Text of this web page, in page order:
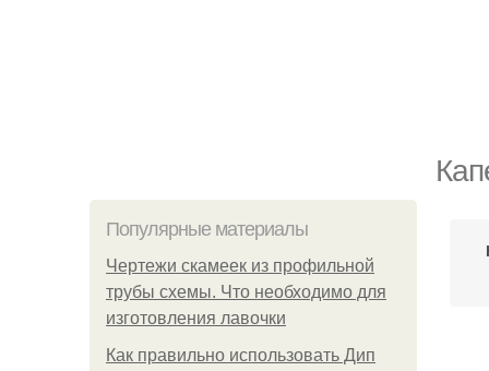
Популярные материалы
Чертежи скамеек из профильной
трубы схемы. Что необходимо для
изготовления лавочки
Как правильно использовать Дип